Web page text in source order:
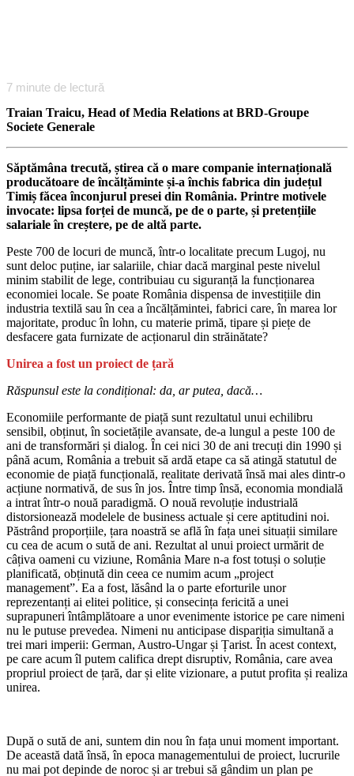
7 minute de lectură
Traian Traicu, Head of Media Relations at BRD-Groupe
Societe Generale
Săptămâna trecută, știrea că o mare companie internațională
producătoare de încălțăminte și-a închis fabrica din județul
Timiș făcea înconjurul presei din România. Printre motivele
invocate: lipsa forței de muncă, pe de o parte, și pretențiile
salariale în creștere, pe de altă parte.
Peste 700 de locuri de muncă, într-o localitate precum Lugoj, nu
sunt deloc puține, iar salariile, chiar dacă marginal peste nivelul
minim stabilit de lege, contribuiau cu siguranță la funcționarea
economiei locale. Se poate România dispensa de investițiile din
industria textilă sau în cea a încălțămintei, fabrici care, în marea lor
majoritate, produc în lohn, cu materie primă, tipare și piețe de
desfacere gata furnizate de acționarul din străinătate?
Unirea a fost un proiect de țară
Răspunsul este la condițional: da, ar putea, dacă…
Economiile performante de piață sunt rezultatul unui echilibru
sensibil, obținut, în societățile avansate, de-a lungul a peste 100 de
ani de transformări și dialog. În cei nici 30 de ani trecuți din 1990 și
până acum, România a trebuit să ardă etape ca să atingă statutul de
economie de piață funcțională, realitate derivată însă mai ales dintr-o
acțiune normativă, de sus în jos. Între timp însă, economia mondială
a intrat într-o nouă paradigmă. O nouă revoluție industrială
distorsionează modelele de business actuale și cere aptitudini noi.
Păstrând proporțiile, țara noastră se află în fața unei situații similare
cu cea de acum o sută de ani. Rezultat al unui proiect urmărit de
câțiva oameni cu viziune, România Mare n-a fost totuși o soluție
planificată, obținută din ceea ce numim acum „project
management”. Ea a fost, lăsând la o parte eforturile unor
reprezentanți ai elitei politice, și consecința fericită a unei
suprapuneri întâmplătoare a unor evenimente istorice pe care nimeni
nu le putuse prevedea. Nimeni nu anticipase dispariția simultană a
trei mari imperii: German, Austro-Ungar și Țarist. În acest context,
pe care acum îl putem califica drept disruptiv, România, care avea
propriul proiect de țară, dar și elite vizionare, a putut profita și realiza
unirea.
După o sută de ani, suntem din nou în fața unui moment important.
De această dată însă, în epoca managementului de proiect, lucrurile
nu mai pot depinde de noroc și ar trebui să gândim un plan pe